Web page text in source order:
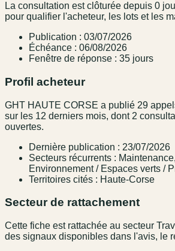
La consultation est clôturée depuis 0
pour qualifier l'acheteur, les lots et les
Publication : 03/07/2026
Échéance : 06/08/2026
Fenêtre de réponse : 35 jours
Profil acheteur
GHT HAUTE CORSE a publié 29
sur les 12 derniers mois, dont 2
ouvertes.
Dernière publication : 23/07/2026
Secteurs récurrents :
Environnement / Espaces verts /
Territoires cités : Haute-Corse
Secteur de rattachement
Cette fiche est rattachée au secteur
des signaux disponibles dans l'avis, le